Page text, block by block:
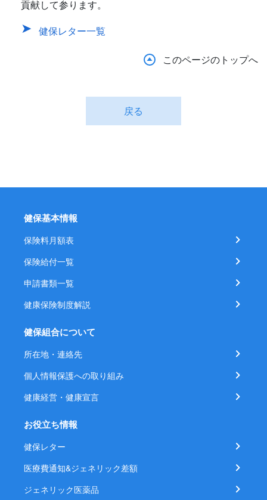
貢献して参ります。
健保レター一覧
このページのトップへ
戻る
健保基本情報
保険料月額表
保険給付一覧
申請書類一覧
健康保険制度解説
健保組合について
所在地・連絡先
個人情報保護への取り組み
健康経営・健康宣言
お役立ち情報
健保レター
医療費通知&ジェネリック差額
ジェネリック医薬品